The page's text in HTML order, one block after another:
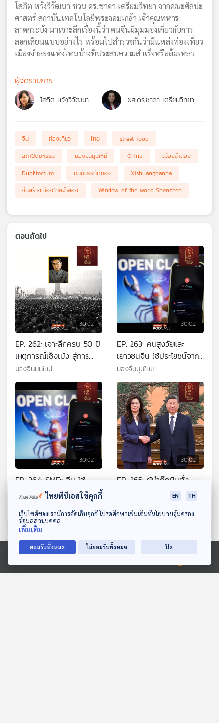
ดาวน์โหลด Thai PBS Podcast Application
Ⓒ 2020 องค์การกระจายเสียงและแพร่ภาพสาธารณะแห่งประเทศไทย
โสภิต หวังวิวัฒนา ชวน ดร.ชาดา เตรียมวิทยา จากคณะศิลปะ
ศาสตร์ สถาบันเทคโนโลยีพระจอมเกล้า เจ้าคุณทหาร
ลาดกระบัง มาเจาะลึกเรื่องนี้ว่า คนจีนมีมุมมองเกี่ยวกับการ
ลอกเลียนแบบอย่างไร พร้อมไปสำรวจกันว่ามีแหล่งท่องเที่ยว
เมืองจำลองแห่งไหนบ้างที่ประสบความสำเร็จหรือล้มเหลว
ผู้จัดรายการ
โสภิต หวังวิวัฒนา ผศ.ดร.ชาดา เตรียมวิทยา
จีน ท่องเที่ยว ไทย
street food
สถาปัตยกรรม
มองจีนมุมใหม่ China
เมืองจำลอง
Duplitecture
ถนนบรรทัดทอง
Xishuangbanna
จีนสร้างเมืองไทยจำลอง
Window of the world Shenzhen
ตอนถัดไป
30:02
EP. 262: เจาะลึกครบ 50 ปี
เหตุการณ์เช็งเม้ง สู่การ
นองเลือดเทียนอันเหมินและ
ล้มล้างแก๊งสี่คน
มองจีนมุมใหม่
30:02
EP. 263: คนสูงวัยและ
เยาวชนจีน ใช้ประโยชน์จาก
AI Agent อย่างไร
มองจีนมุมใหม่
30:02
EP. 264: SMEs จีน ใช้
OpenClaw ทำงานและสร้าง
รายได้อย่างไร
30:02
EP. 265: ผู้นำก๊กมินตั๋ง
เยือนจีน เพื่อสันติภาพ
ตอนที่เกี่ยวข้อง
ไทยพีบีเอสใช้คุกกี้ EN TH
เว็บไซต์ของเรามีการจัดเก็บคุกกี้ โปรดศึกษาเพิ่มเติมที่นโยบายคุ้มครอง
ข้อมูลส่วนบุคคล
เพิ่มเติม
ยอมรับทั้งหมด ไม่ยอมรับทั้งหมด ปิด